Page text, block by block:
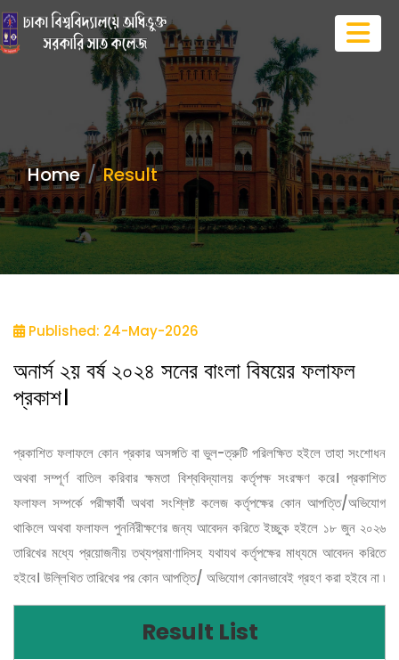
Home Result
Published: 24-May-2026
অনার্স ২য় বর্ষ ২০২৪ সনের বাংলা বিষয়ের ফলাফল
প্রকাশ।
প্রকাশিত ফলাফলে কোন প্রকার অসঙ্গতি বা ভুল-ত্রুটি পরিলক্ষিত হইলে তাহা সংশোধন
অথবা সম্পূর্ণ বাতিল করিবার ক্ষমতা বিশ্ববিদ্যালয় কর্তৃপক্ষ সংরক্ষণ করে। প্রকাশিত
ফলাফল সম্পর্কে পরীক্ষার্থী অথবা সংশ্লিষ্ট কলেজ কর্তৃপক্ষের কোন আপত্তি/অভিযোগ
থাকিলে অথবা ফলাফল পুনর্নিরীক্ষণের জন্য আবেদন করিতে ইচ্ছুক হইলে ১৮ জুন ২০২৬
তারিখের মধ্যে প্রয়োজনীয় তথ্যপ্রমাণাদিসহ যথাযথ কর্তৃপক্ষের মাধ্যমে আবেদন করিতে
হইবে। উল্লিখিত তারিখের পর কোন আপত্তি/ অভিযোগ কোনভাবেই গ্রহণ করা হইবে না ৷
Result List